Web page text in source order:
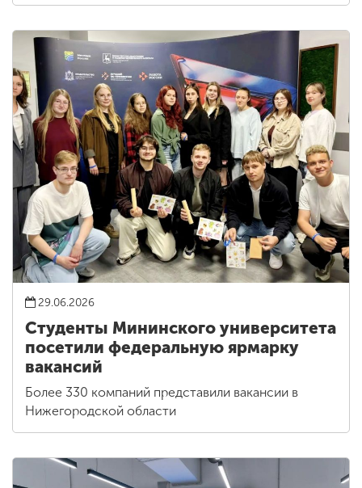
29.06.2026
Студенты Мининского университета
посетили федеральную ярмарку
вакансий
Более 330 компаний представили вакансии в
Нижегородской области